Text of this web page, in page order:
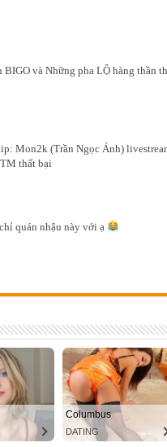
BIGO và Những pha LỘ hàng thần
Mon2k (Trần Ngọc Ánh)
thất bại
quán nhậu này với ạ